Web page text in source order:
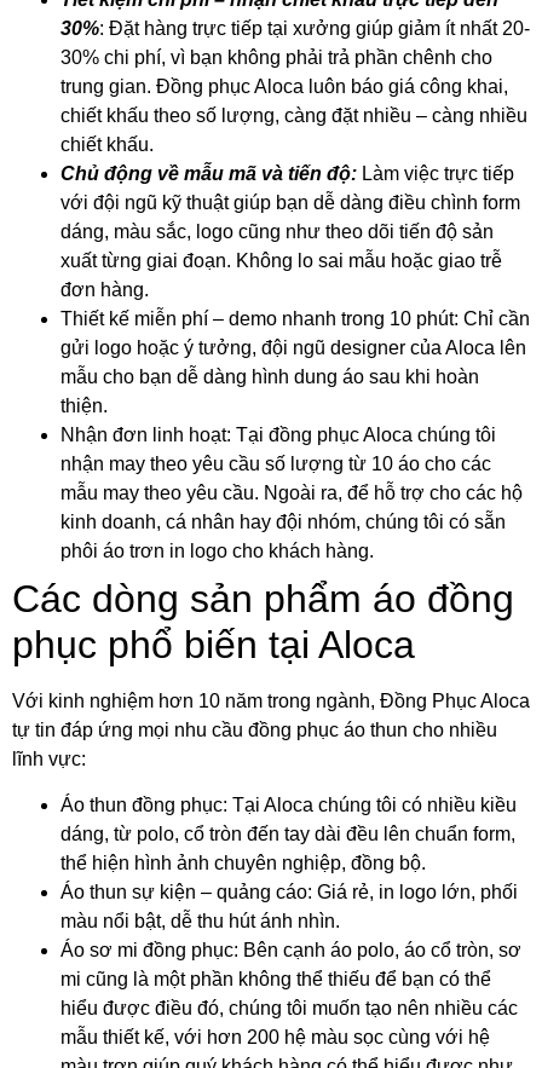
30%: Đặt hàng trực tiếp tại xưởng giúp giảm ít nhất 20-
30% chi phí, vì bạn không phải trả phần chênh cho
trung gian. Đồng phục Aloca luôn báo giá công khai,
chiết khấu theo số lượng, càng đặt nhiều – càng nhiều
chiết khấu.
Chủ động về mẫu mã và tiến độ: Làm việc trực tiếp
với đội ngũ kỹ thuật giúp bạn dễ dàng điều chình form
dáng, màu sắc, logo cũng như theo dõi tiến độ sản
xuất từng giai đoạn. Không lo sai mẫu hoặc giao trễ
đơn hàng.
Thiết kế miễn phí – demo nhanh trong 10 phút: Chỉ cần
gửi logo hoặc ý tưởng, đội ngũ designer của Aloca lên
mẫu cho bạn dễ dàng hình dung áo sau khi hoàn
thiện.
Nhận đơn linh hoạt: Tại đồng phục Aloca chúng tôi
nhận may theo yêu cầu số lượng từ 10 áo cho các
mẫu may theo yêu cầu. Ngoài ra, để hỗ trợ cho các hộ
kinh doanh, cá nhân hay đội nhóm, chúng tôi có sẵn
phôi áo trơn in logo cho khách hàng.
Các dòng sản phẩm áo đồng
phục phổ biến tại Aloca
Với kinh nghiệm hơn 10 năm trong ngành, Đồng Phục Aloca
tự tin đáp ứng mọi nhu cầu đồng phục áo thun cho nhiều
lĩnh vực:
Áo thun đồng phục: Tại Aloca chúng tôi có nhiều kiều
dáng, từ polo, cổ tròn đến tay dài đều lên chuẩn form,
thể hiện hình ảnh chuyên nghiệp, đồng bộ.
Áo thun sự kiện – quảng cáo: Giá rẻ, in logo lớn, phối
màu nổi bật, dễ thu hút ánh nhìn.
Áo sơ mi đồng phục: Bên cạnh áo polo, áo cổ tròn, sơ
mi cũng là một phần không thể thiếu để bạn có thể
hiểu được điều đó, chúng tôi muốn tạo nên nhiều các
mẫu thiết kế, với hơn 200 hệ màu sọc cùng với hệ